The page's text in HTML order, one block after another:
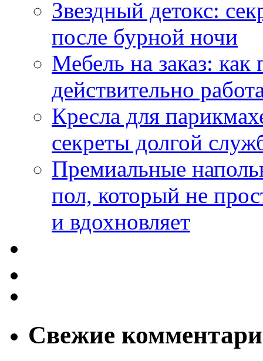
Звездный детокс:
после бурной ночи
Мебель на заказ:
действительно
Кресла для
секреты долгой
Премиальные
пол, который не
и вдохновляет
Свежие